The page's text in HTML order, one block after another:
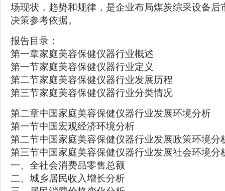
场现状，趋势和规律，是企业布局煤炭综采设备后
决策参考依据。
报告目录：
第一章家庭美容保健仪器行业概述
第一节家庭美容保健仪器行业定义
第二节家庭美容保健仪器行业发展历程
第三节家庭美容保健仪器行业分类情况
第二章中国家庭美容保健仪器行业发展环境分析
第一节中国宏观经济环境分析
第二节中国家庭美容保健仪器行业发展政策环境分
第三节中国家庭美容保健仪器行业发展社会环境分
一、全社会消费品零售总额
二、城乡居民收入增长分析